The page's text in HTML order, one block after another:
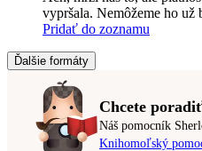
vypršala. Nemôžeme ho
Pridať do zoznamu
Ďalšie formáty
Chcete
Náš pomocník
Knihomoľský